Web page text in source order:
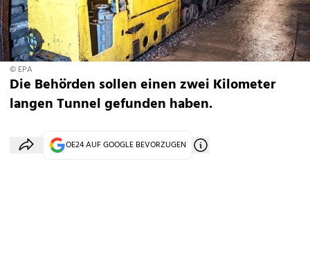
© EPA
Die Behörden sollen einen zwei Kilometer
langen Tunnel gefunden haben.
OE24 AUF GOOGLE BEVORZUGEN